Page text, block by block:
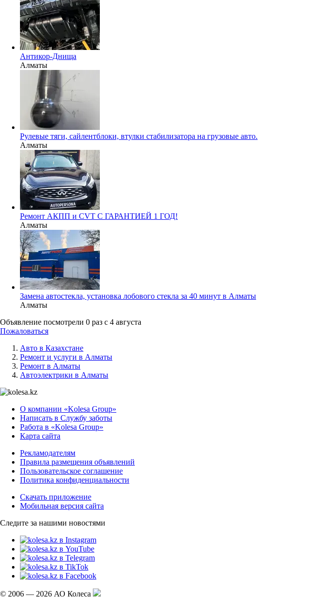
Антикор-Днища
Алматы
Рулевые тяги, сайлентблоки, втулки стабилизатора на грузовые авто.
Алматы
Ремонт АКПП и CVT С ГАРАНТИЕЙ 1 ГОД!
Алматы
Замена автостекла, установка лобового стекла за 40 минут в Алматы
Алматы
Объявление посмотрели 0 раз c 4 августа
Пожаловаться
Авто в Казахстане
Ремонт и услуги в Алматы
Ремонт в Алматы
Автоэлектрики в Алматы
О компании «Kolesa Group»
Написать в Службу заботы
Работа в «Kolesa Group»
Карта сайта
Рекламодателям
Правила размещения объявлений
Пользовательское соглашение
Политика конфиденциальности
Скачать приложение
Мобильная версия сайта
Следите за нашими новостями
© 2006 — 2026 АО Колеса